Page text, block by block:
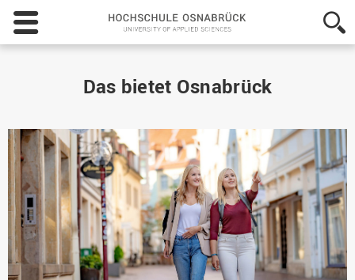
Hochschule
Osnabrück
-
Das bietet Osnabrück